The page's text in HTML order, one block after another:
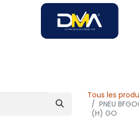
Tous les
PNEU
(H) GO